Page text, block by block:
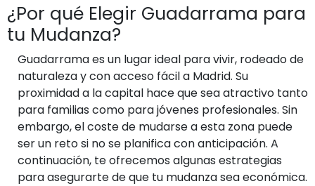
¿Por qué Elegir Guadarrama para
tu Mudanza?
Guadarrama es un lugar ideal para vivir, rodeado de
naturaleza y con acceso fácil a Madrid. Su
proximidad a la capital hace que sea atractivo tanto
para familias como para jóvenes profesionales. Sin
embargo, el coste de mudarse a esta zona puede
ser un reto si no se planifica con anticipación. A
continuación, te ofrecemos algunas estrategias
para asegurarte de que tu mudanza sea económica.